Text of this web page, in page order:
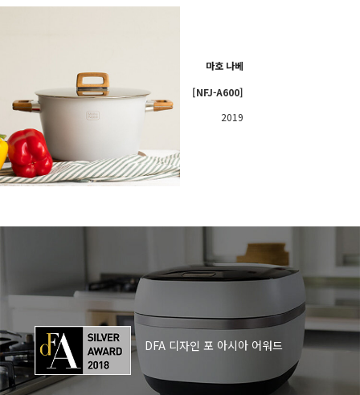
마호 나베
[NFJ-A600]
2019
DFA 디자인 포 아시아 어워드